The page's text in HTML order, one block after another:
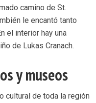
camino de St.
le encantó tanto
el interior hay una
de Lukas Cranach.
y museos
cultural de toda la región